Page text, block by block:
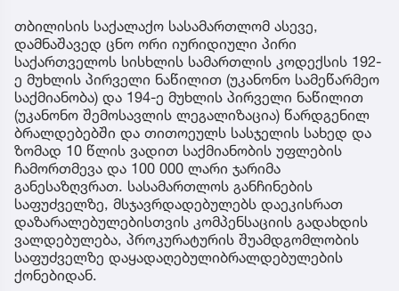
თბილისის საქალაქო სასამართლომ ასევე,
დამნაშავედ ცნო ორი იურიდიული პირი
საქართველოს სისხლის სამართლის კოდექსის 192-
ე მუხლის პირველი ნაწილით (უკანონო სამეწარმეო
საქმიანობა) და 194-ე მუხლის პირველი ნაწილით
(უკანონო შემოსავლის ლეგალიზაცია) წარდგენილ
ბრალდებებში და თითოეულს სასჯელის სახედ და
ზომად 10 წლის ვადით საქმიანობის უფლების
ჩამორთმევა და 100 000 ლარი ჯარიმა
განესაზღვრათ. სასამართლოს განჩინების
საფუძველზე, მსჯავრდადებულებს დაეკისრათ
დაზარალებულებისთვის კომპენსაციის გადახდის
ვალდებულება, პროკურატურის შუამდგომლობის
საფუძველზე დაყადაღებულიბრალდებულების
ქონებიდან.